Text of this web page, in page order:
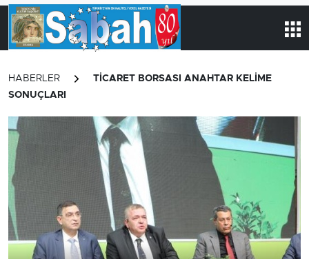
HABERLER
TICARET BORSASI ANAHTAR KELİME
SONUÇLARI